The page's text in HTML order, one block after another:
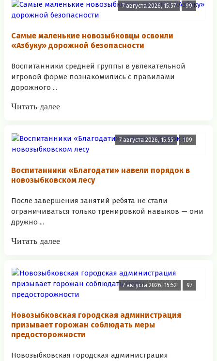
7 августа 2026, 15:57 99
Самые маленькие новозыбковцы освоили
«Азбуку» дорожной безопасности
Воспитанники средней группы в увлекательной
игровой форме познакомились с правилами
дорожного ...
Читать далее
7 августа 2026, 15:55 109
Воспитанники «Благодати» навели порядок в
новозыбковском лесу
После завершения занятий ребята не стали
ограничиваться только тренировкой навыков — они
дружно ...
Читать далее
7 августа 2026, 15:52 97
Новозыбковская городская администрация
призывает горожан соблюдать меры
предосторожности
Новозыбковская городская администрация